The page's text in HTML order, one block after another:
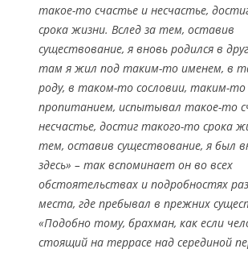
такое-то счастье и несчастье,
срока жизни. Вслед за тем, оставив
существование, я вновь родился в
там я жил под таким-то именем, в
роду, в таком-то сословии, таким-то
пропитанием, испытывал такое-то
несчастье, достиг такого-то срока
тем, оставив существование, я был
здесь» – так вспоминает он во всех
обстоятельствах и подробностях
места, где пребывал в прежних
«Подобно тому, брахман, как если
стоящий на террасе над серединой